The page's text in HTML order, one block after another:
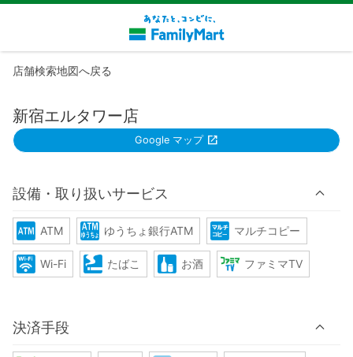
店舗検索地図へ戻る
新宿エルタワー店
Google マップ
設備・取り扱いサービス
ATM ゆうちょ銀行ATM マルチコピー
Wi-Fi たばこ お酒 ファミマTV
決済手段